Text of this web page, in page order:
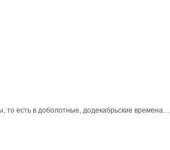
то есть в доболотные, додекабрьские времена…